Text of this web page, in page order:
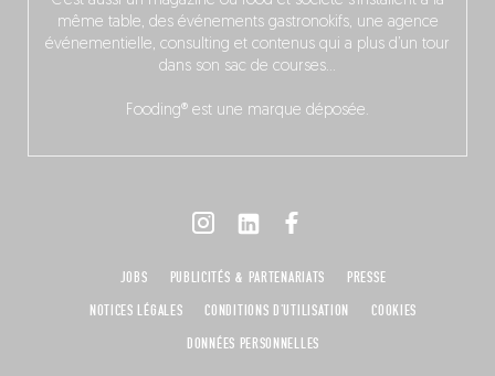
même table, des événements gastronokifs, une agence
événementielle, consulting et contenus qui a plus d’un tour
dans son sac de courses…
Fooding® est une marque déposée.
JOBS PUBLICITÉS & PARTENARIATS
PRESSE
NOTICES LÉGALES
CONDITIONS D'UTILISATION
COOKIES
DONNÉES PERSONNELLES